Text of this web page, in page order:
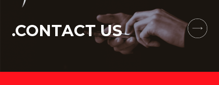
.CONTACT US